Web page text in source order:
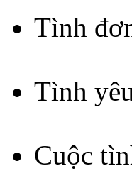
Tình
Tình
Cuộc